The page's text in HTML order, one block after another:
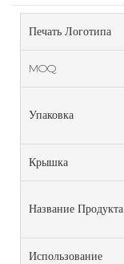
Печать Логотипа
MOQ
Упаковка
Крышка
Название Продукта
Использование